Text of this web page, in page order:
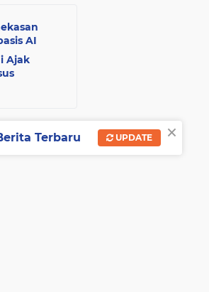
AI
Ajak
×
Terbaru UPDATE